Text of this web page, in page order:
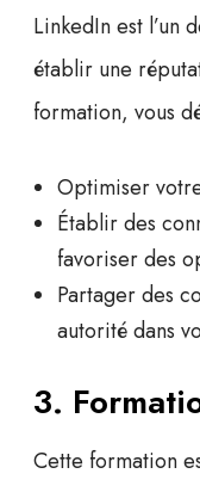
LinkedIn est l’un
établir une
formation, vous
Optimiser
Établir des
favoriser des
Partager des
autorité dans
3.
Cette formation